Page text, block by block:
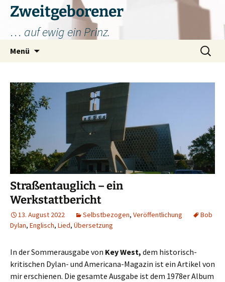
Zum
Inhalt
springen
Zweitgeborener
… auf ewig ein Prinz.
Menü
Suchen
nach:
Straßentauglich – ein
Werkstattbericht
13. August 2022 Selbstbezogen, Veröffentlichung
Bob
Dylan, Englisch, Lied, Übersetzung
In der Sommerausgabe von Key West, dem historisch-
kritischen Dylan- und Americana-Magazin ist ein Artikel von
mir erschienen. Die gesamte Ausgabe ist dem 1978er Album